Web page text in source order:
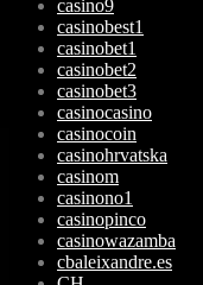
casino9
casinobest1
casinobet1
casinobet2
casinobet3
casinocasino
casinocoin
casinohrvatska
casinom
casinono1
casinopinco
casinowazamba
cbaleixandre.es